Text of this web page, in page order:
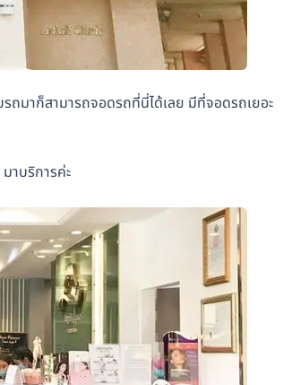
ถมาก็สามารถจอดรถที่นี่ได้เลย มีที่จอดรถเยอะ
าบริการค่ะ